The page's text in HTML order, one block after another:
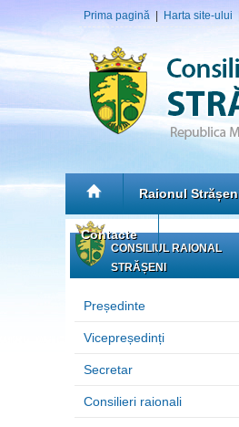
Prima pagină Harta site-ului
Raionul
Contacte
CONSILIUL RAIONAL
STRĂȘENI
Președinte
Vicepreședinți
Secretar
Consilieri raionali